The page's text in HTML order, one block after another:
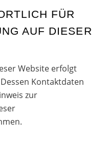
FÜR
AUF DIESER
Website erfolgt
Kontaktdaten
zur